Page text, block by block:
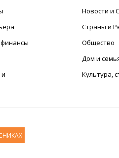
Новости и
Страны и
Общество
Дом и
Культура,